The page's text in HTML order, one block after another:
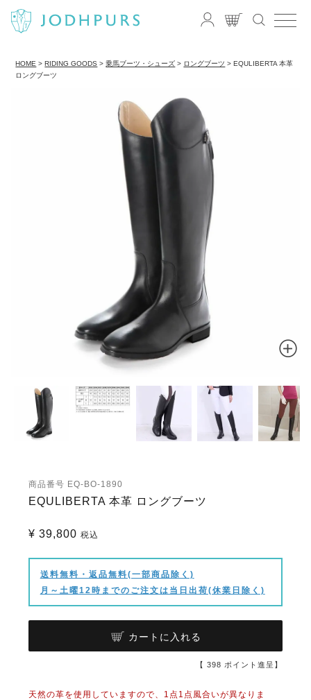
HOME RIDING GOODS 乗馬ブーツ・シューズ ロングブーツ
EQULIBERTA 本革
ロングブーツ
商品番号 EQ-BO-1890
EQULIBERTA 本革 ロングブーツ
¥ 39,800 税込
送料無料・返品無料(一部商品除く)
月～土曜12時までのご注文は当日出荷(休業日除く)
カートに入れる
【 398 ポイント進呈】
天然の革を使用していますので、1点1点風合いが異なりま